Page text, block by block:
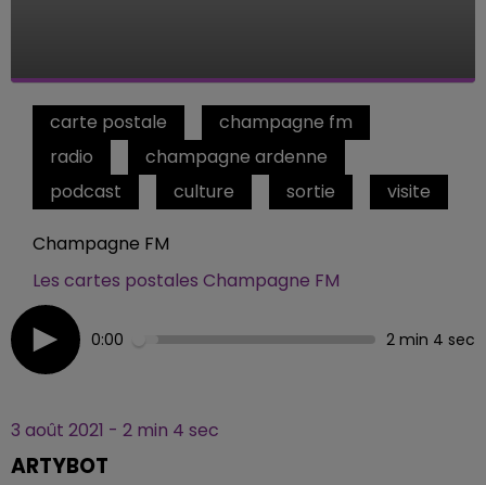
carte postale
champagne fm
radio
champagne ardenne
podcast
culture sortie visite
Champagne FM
Les cartes postales Champagne FM
0:00 2 min 4 sec
3 août 2021 - 2 min 4 sec
ARTYBOT